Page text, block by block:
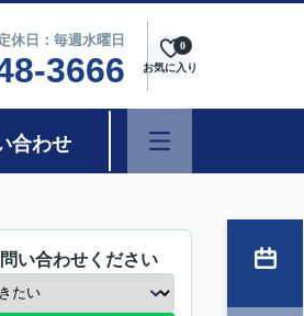
休日：毎週水曜日
3666 お気に入り
0
合わせ
い合わせください